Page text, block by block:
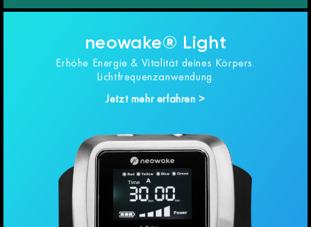
neowake® Light
Erhöhe Energie & Vitalität deines Körpers.
Lichtfrequenzanwendung.
Jetzt mehr erfahren >